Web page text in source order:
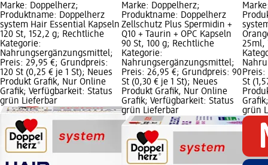
Marke: Doppelherz;
Produktname: Doppelherz
system Hair Essential Kapseln
120 St, 152,2 g; Rechtliche
Kategorie:
Nahrungsergänzungsmittel;
Preis: 29,95 €; Grundpreis:
120 St (0,25 € je 1 St); Neues
Produkt Grafik, Nur Online
Grafik; Verfügbarkeit: Status
grün Lieferbar
Marke: Doppelherz;
Produktname: Doppelherz
Zellschutz Plus Spermidin +
Q10 + Taurin + OPC Kapseln
90 St, 100 g; Rechtliche
Kategorie:
Nahrungsergänzungsmittel;
Preis: 26,95 €; Grundpreis: 90
St (0,30 € je 1 St); Neues
Produkt Grafik, Nur Online
Grafik; Verfügbarkeit: Status
grün Lieferbar
25ml,
St
grün